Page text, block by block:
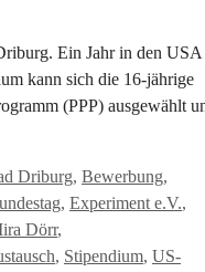
Ein Jahr in den USA
kann sich die 16-jährige
(PPP) ausgewählt
Driburg, Bewerbung,
, Experiment e.V.,
Dörr,
, Stipendium, US-